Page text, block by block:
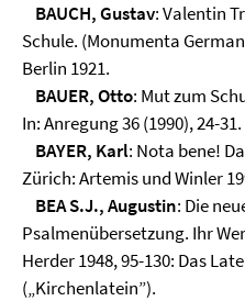
BAUCH, Gustav: Valentin
Schule. (Monumenta
Berlin 1921.
BAUER, Otto: Mut zum
In: Anregung 36 (1990), 24-31.
BAYER, Karl: Nota bene!
Zürich: Artemis und Winler
BEA S.J., Augustin: Die
Psalmenübersetzung. Ihr
Herder 1948, 95-130: Das
(„Kirchenlatein”).